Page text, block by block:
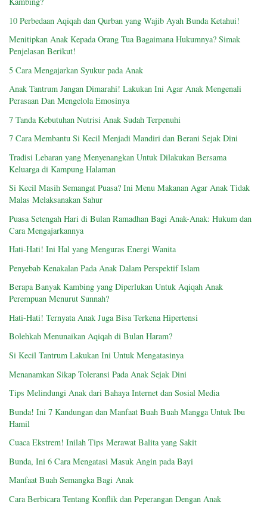
10 Perbedaan Aqiqah dan Qurban yang Wajib Ayah Bunda Ketahui!
Menitipkan Anak Kepada Orang Tua Bagaimana Hukumnya? Simak
Penjelasan Berikut!
5 Cara Mengajarkan Syukur pada Anak
Anak Tantrum Jangan Dimarahi! Lakukan Ini Agar Anak Mengenali
Perasaan Dan Mengelola Emosinya
7 Tanda Kebutuhan Nutrisi Anak Sudah Terpenuhi
7 Cara Membantu Si Kecil Menjadi Mandiri dan Berani Sejak Dini
Tradisi Lebaran yang Menyenangkan Untuk Dilakukan Bersama
Keluarga di Kampung Halaman
Si Kecil Masih Semangat Puasa? Ini Menu Makanan Agar Anak Tidak
Malas Melaksanakan Sahur
Puasa Setengah Hari di Bulan Ramadhan Bagi Anak-Anak: Hukum dan
Cara Mengajarkannya
Hati-Hati! Ini Hal yang Menguras Energi Wanita
Penyebab Kenakalan Pada Anak Dalam Perspektif Islam
Berapa Banyak Kambing yang Diperlukan Untuk Aqiqah Anak
Perempuan Menurut Sunnah?
Hati-Hati! Ternyata Anak Juga Bisa Terkena Hipertensi
Bolehkah Menunaikan Aqiqah di Bulan Haram?
Si Kecil Tantrum Lakukan Ini Untuk Mengatasinya
Menanamkan Sikap Toleransi Pada Anak Sejak Dini
Tips Melindungi Anak dari Bahaya Internet dan Sosial Media
Bunda! Ini 7 Kandungan dan Manfaat Buah Buah Mangga Untuk Ibu
Hamil
Cuaca Ekstrem! Inilah Tips Merawat Balita yang Sakit
Bunda, Ini 6 Cara Mengatasi Masuk Angin pada Bayi
Manfaat Buah Semangka Bagi Anak
Cara Berbicara Tentang Konflik dan Peperangan Dengan Anak